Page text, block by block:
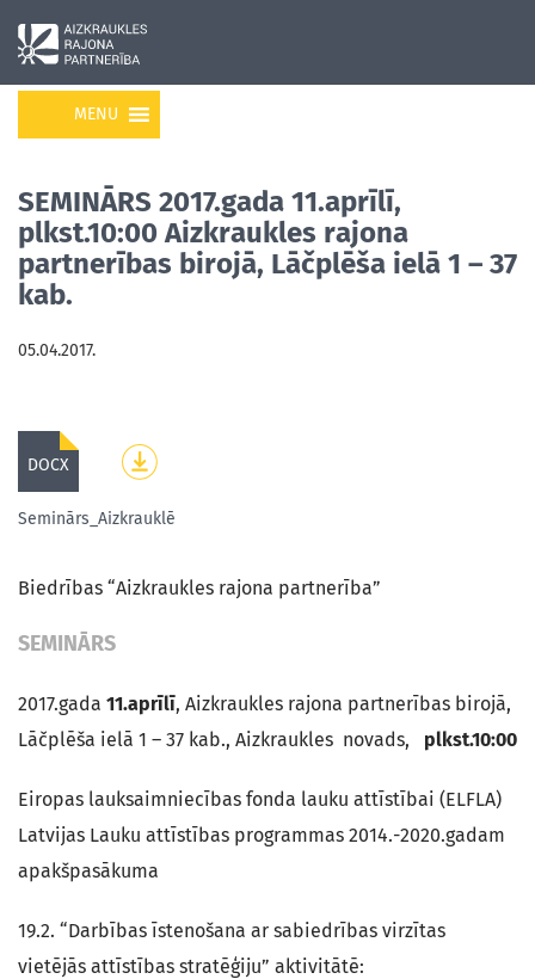
MENU
SEMINĀRS 2017.gada 11.aprīlī,
plkst.10:00 Aizkraukles rajona
partnerības birojā, Lāčplēša ielā 1 – 37
kab.
05.04.2017.
DOCX
Seminārs_Aizkrauklē
Biedrības “Aizkraukles rajona partnerība”
SEMINĀRS
2017.gada 11.aprīlī, Aizkraukles rajona partnerības birojā,
Lāčplēša ielā 1 – 37 kab., Aizkraukles novads, plkst.10:00
Eiropas lauksaimniecības fonda lauku attīstībai (ELFLA)
Latvijas Lauku attīstības programmas 2014.-2020.gadam
apakšpasākuma
19.2. “Darbības īstenošana ar sabiedrības virzītas
vietējās attīstības stratēģiju” aktivitātē: